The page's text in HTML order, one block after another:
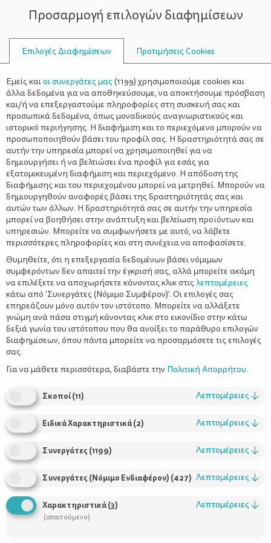
ΣΥΜΒΟΥΛΟΙ
ΚΟΛΙΈ ΑΠΌ ΧΑΡΤΟΚΙΒΏΤΙΟ
Εύκολο DIY: κολιέ από χαρτόνι!
Χρήσιμοι Σύνδεσμοι
Τι είναι το ΔΕΛΤΑ moms
Προσαρμογή επιλογών διαφημίσεων
Επιλογές Διαφημίσεων Προτιμήσεις Cookies
Εμείς καιοι συνεργάτες μας (1199) χρησιμοποιούμε cookies και
άλλα δεδομένα για να αποθηκεύσουμε, να αποκτήσουμε πρόσβαση
και/ή να επεξεργαστούμε πληροφορίες στη συσκευή σας και
προσωπικά δεδομένα, όπως μοναδικούς αναγνωριστικούς και
ιστορικό περιήγησης. Η διαφήμιση και το περιεχόμενο μπορούν να
προσωποποιηθούν βάσει του προφίλ σας. Η δραστηριότητά σας σε
αυτήν την υπηρεσία μπορεί να χρησιμοποιηθεί για να
δημιουργήσει ή να βελτιώσει ένα προφίλ για εσάς για
εξατομικευμένη διαφήμιση και περιεχόμενο. Η απόδοση της
διαφήμισης και του περιεχομένου μπορεί να μετρηθεί. Μπορούν να
δημιουργηθούν αναφορές βάσει της δραστηριότητάς σας και
αυτών των άλλων. Η δραστηριότητά σας σε αυτήν την υπηρεσία
μπορεί να βοηθήσει στην ανάπτυξη και βελτίωση προϊόντων και
υπηρεσιών. Μπορείτε να συμφωνήσετε με αυτό, να λάβετε
περισσότερες πληροφορίες και στη συνέχεια να αποφασίσετε.
Θυμηθείτε, ότι η επεξεργασία δεδομένων βάσει νόμιμων
συμφερόντων δεν απαιτεί την έγκρισή σας, αλλά μπορείτε ακόμη
να επιλέξετε να αποχωρήσετε κάνοντας κλικ στις λεπτομέρειες
κάτω από 'Συνεργάτες (Νόμιμο Συμφέρον)'. Οι επιλογές σας
επηρεάζουν μόνο αυτόν τον ιστότοπο. Μπορείτε να αλλάξετε
γνώμη ανά πάσα στιγμή κάνοντας κλικ στο εικονίδιο στην κάτω
δεξιά γωνία του ιστότοπου που θα ανοίξει το παράθυρο επιλογών
διαφημίσεων, όπου πάντα μπορείτε να προσαρμόσετε τις επιλογές
σας.
Για να μάθετε περισσότερα, διαβάστε την Πολιτική Απορρήτου.
Σκοποί(11) Λεπτομέρειες ↓
Ειδικά Χαρακτηριστικά(2) Λεπτομέρειες ↓
Συνεργάτες (1199) Λεπτομέρειες ↓
Συνεργάτες (Νόμιμο Ενδιαφέρον) (427) Λεπτομέρειες ↓
Χαρακτηριστικά(3)
(απαιτούμενο)
Λεπτομέρειες ↓